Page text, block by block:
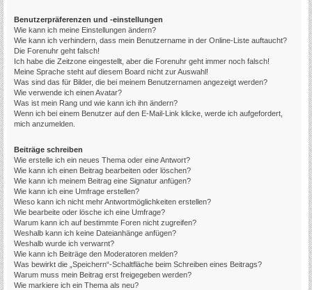
Benutzerpräferenzen und -einstellungen
Wie kann ich meine Einstellungen ändern?
Wie kann ich verhindern, dass mein Benutzername in der Online-Liste auftaucht?
Die Forenuhr geht falsch!
Ich habe die Zeitzone eingestellt, aber die Forenuhr geht immer noch falsch!
Meine Sprache steht auf diesem Board nicht zur Auswahl!
Was sind das für Bilder, die bei meinem Benutzernamen angezeigt werden?
Wie verwende ich einen Avatar?
Was ist mein Rang und wie kann ich ihn ändern?
Wenn ich bei einem Benutzer auf den E-Mail-Link klicke, werde ich aufgefordert,
mich anzumelden.
Beiträge schreiben
Wie erstelle ich ein neues Thema oder eine Antwort?
Wie kann ich einen Beitrag bearbeiten oder löschen?
Wie kann ich meinem Beitrag eine Signatur anfügen?
Wie kann ich eine Umfrage erstellen?
Wieso kann ich nicht mehr Antwortmöglichkeiten erstellen?
Wie bearbeite oder lösche ich eine Umfrage?
Warum kann ich auf bestimmte Foren nicht zugreifen?
Weshalb kann ich keine Dateianhänge anfügen?
Weshalb wurde ich verwarnt?
Wie kann ich Beiträge den Moderatoren melden?
Was bewirkt die „Speichern“-Schaltfläche beim Schreiben eines Beitrags?
Warum muss mein Beitrag erst freigegeben werden?
Wie markiere ich ein Thema als neu?